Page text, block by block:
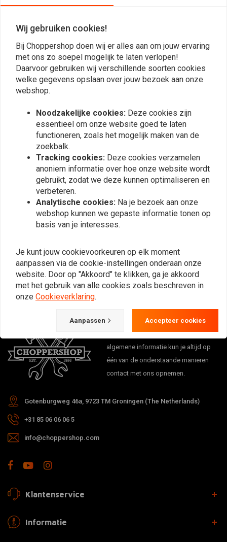
7 "Universal Metal Shorty
Headlight Gloss zwart
€67,95
Meest bekeken 24
Op de hoogte blijven?
Bij vragen over je bestelling,
levertijden, retouren & reparaties of
algemene informatie kun je altijd op
één van de onderstaande manieren
contact met ons opnemen.
Gotenburgweg 46a, 9723 TM Groningen (The Netherlands)
+31 85 06 06 06 5
info@choppershop.com
Klantenservice
Informatie
Wij gebruiken cookies!
Bij Choppershop doen wij er alles aan om jouw ervaring
met ons zo soepel mogelijk te laten verlopen!
Daarvoor gebruiken wij verschillende soorten cookies
welke gegevens opslaan over jouw bezoek aan onze
webshop.
Noodzakelijke cookies: Deze cookies zijn
essentieel om onze website goed te laten
functioneren, zoals het mogelijk maken van de
zoekbalk.
Tracking cookies: Deze cookies verzamelen
anoniem informatie over hoe onze website wordt
gebruikt, zodat we deze kunnen optimaliseren en
verbeteren.
Analytische cookies: Na je bezoek aan onze
webshop kunnen we gepaste informatie tonen op
basis van je interesses.
Je kunt jouw cookievoorkeuren op elk moment
aanpassen via de cookie-instellingen onderaan onze
website. Door op "Akkoord" te klikken, ga je akkoord
met het gebruik van alle cookies zoals beschreven in
onze Cookieverklaring.
Aanpassen Accepteer cookies